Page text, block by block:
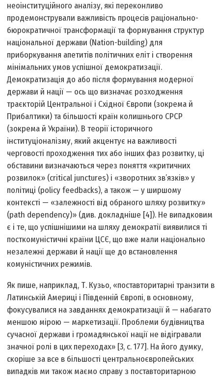
неоінституційного аналізу, які переконливо
продемонстрували важливість процесів раціонально-
бюрократичної трансформації та формування структур
національної держави (Nation-building) для
приборкування апетитів політичних еліт і створення
мінімальних умов успішної демократизації.
Демократизація до або після формування модерної
держави й нації — ось що визначає розходження
траєкторій Центральної і Східної Європи (зокрема й
Прибалтики) та більшості країн колишнього СРСР
(зокрема й України). В теорії історичного
інституціоналізму, який акцентує на важливості
черговості проходження тих або інших фаз розвитку, ці
обставини визначаються через поняття «критичних
розвилок» (critical junctures) і «зворотних зв’язків» у
політиці (policy feedbacks), а також — у ширшому
контексті — «залежності від обраного шляху розвитку»
(path dependency)» (див. докладніше [4]). Не випадковим
є і те, що успішнішими на шляху демократії виявилися ті
посткомуністичні країни ЦСЄ, що вже мали національно
незалежні держави й нації ще до встановлення
комуністичних режимів.
Як пише, наприклад, Т. Кузьо, «поставторитарні транзити в
Латинській Америці і Південній Європі, в основному,
фокусувалися на завданнях демократизації й — набагато
меншою мірою — маркетизації. Проблеми будівництва
сучасної держави і громадянської нації не відігравали
значної ролі в цих переходах» [3, с. 177]. На його думку,
скоріше за все в більшості центральноєвропейських
випадків ми також маємо справу з поставторитарною